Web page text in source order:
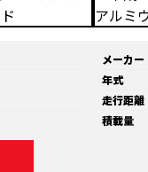
メーカー
年式
走行距離
積載量